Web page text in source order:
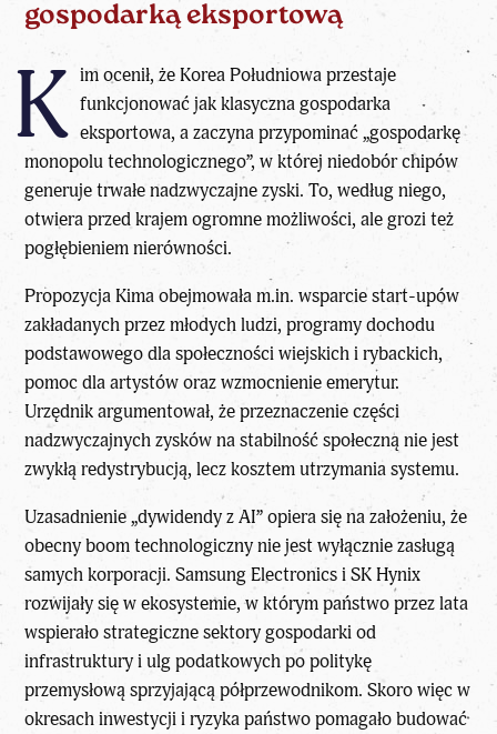
gospodarką eksportową
K im ocenił, że Korea Południowa przestaje
funkcjonować jak klasyczna gospodarka
eksportowa, a zaczyna przypominać „gospodarkę
monopolu technologicznego”, w której niedobór chipów
generuje trwałe nadzwyczajne zyski. To, według niego,
otwiera przed krajem ogromne możliwości, ale grozi też
pogłębieniem nierówności.
Propozycja Kima obejmowała m.in. wsparcie start-upów
zakładanych przez młodych ludzi, programy dochodu
podstawowego dla społeczności wiejskich i rybackich,
pomoc dla artystów oraz wzmocnienie emerytur.
Urzędnik argumentował, że przeznaczenie części
nadzwyczajnych zysków na stabilność społeczną nie jest
zwykłą redystrybucją, lecz kosztem utrzymania systemu.
Uzasadnienie „dywidendy z AI” opiera się na założeniu, że
obecnyboom technologicznynie jest wyłącznie zasługą
samych korporacji. Samsung Electronics i SK Hynix
rozwijały się w ekosystemie, w którym państwo przez lata
wspierało strategiczne sektory gospodarki od
infrastruktury i ulg podatkowych po politykę
przemysłową sprzyjającą półprzewodnikom. Skoro więc w
okresach inwestycji i ryzyka państwo pomagało budować